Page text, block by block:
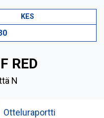
KES
RED
N
Otteluraportti